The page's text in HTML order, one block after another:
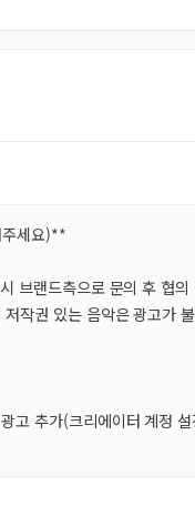
세요)**
브랜드측으로 문의 후 협의
작권 있는 음악은 광고가
고 추가(크리에이터 계